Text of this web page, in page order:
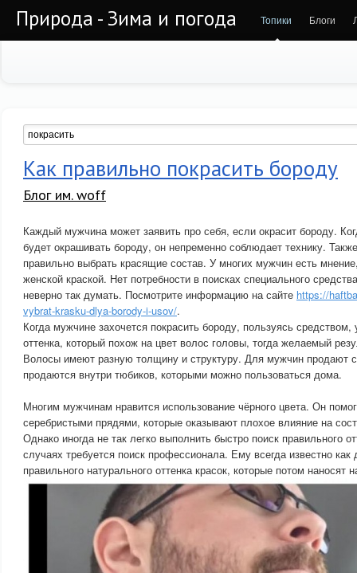
Природа - Зима и погода Топики Блоги
Как правильно покрасить бороду
Блог им. woff
Каждый мужчина может заявить про себя, если окрасит бороду.
будет окрашивать бороду, он непременно соблюдает технику.
правильно выбрать красящие состав. У многих мужчин есть
женской краской. Нет потребности в поисках специального
неверно так думать. Посмотрите информацию на сайте https://
vybrat-krasku-dlya-borody-i-usov/.
Когда мужчине захочется покрасить бороду, пользуясь средством,
оттенка, который похож на цвет волос головы, тогда желаемый
Волосы имеют разную толщину и структуру. Для мужчин продают
продаются внутри тюбиков, которыми можно пользоваться дома.
Многим мужчинам нравится использование чёрного цвета. Он
серебристыми прядями, которые оказывают плохое влияние на
Однако иногда не так легко выполнить быстро поиск правильного
случаях требуется поиск профессионала. Ему всегда известно как
правильного натурального оттенка красок, которые потом наносят